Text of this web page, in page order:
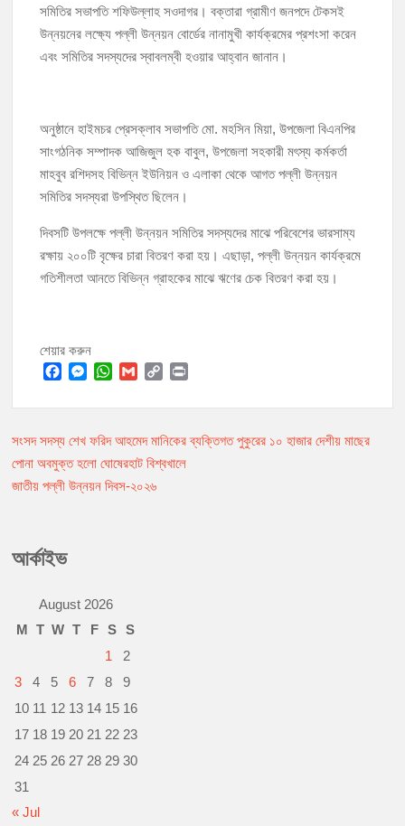
সমিতির সভাপতি শফিউল্লাহ সওদাগর। বক্তারা গ্রামীণ জনপদে টেকসই
উন্নয়নের লক্ষ্যে পল্লী উন্নয়ন বোর্ডের নানামুখী কার্যক্রমের প্রশংসা করেন
এবং সমিতির সদস্যদের স্বাবলম্বী হওয়ার আহ্বান জানান।
​অনুষ্ঠানে হাইমচর প্রেসক্লাব সভাপতি মো. মহসিন মিয়া, উপজেলা বিএনপির
সাংগঠনিক সম্পাদক আজিজুল হক বাবুল, উপজেলা সহকারী মৎস্য কর্মকর্তা
মাহবুব রশিদসহ বিভিন্ন ইউনিয়ন ও এলাকা থেকে আগত পল্লী উন্নয়ন
সমিতির সদস্যরা উপস্থিত ছিলেন।
​দিবসটি উপলক্ষে পল্লী উন্নয়ন সমিতির সদস্যদের মাঝে পরিবেশের ভারসাম্য
রক্ষায় ২০০টি বৃক্ষের চারা বিতরণ করা হয়। এছাড়া, পল্লী উন্নয়ন কার্যক্রমে
গতিশীলতা আনতে বিভিন্ন গ্রাহকের মাঝে ঋণের চেক বিতরণ করা হয়।
শেয়ার করুন
a
e
b
o
e
s
e
n
h
t
s
A
m
i
l
o
y
L
r
n
t
Post
navigation
সংসদ সদস্য শেখ ফরিদ আহমেদ মানিকের ব্যক্তিগত পুকুরের ১০ হাজার দেশীয় মাছের
পোনা অবমুক্ত হলো ঘোষেরহাট বিশ্বখালে
জাতীয় পল্লী উন্নয়ন দিবস-২০২৬
আর্কাইভ
August 2026
M T W T F S
S
1
2
3
4 5 6 7 8
9
10 11 12 13 14 15 16
17 18 19 20 21 22 23
24 25 26 27 28 29 30
31
« Jul